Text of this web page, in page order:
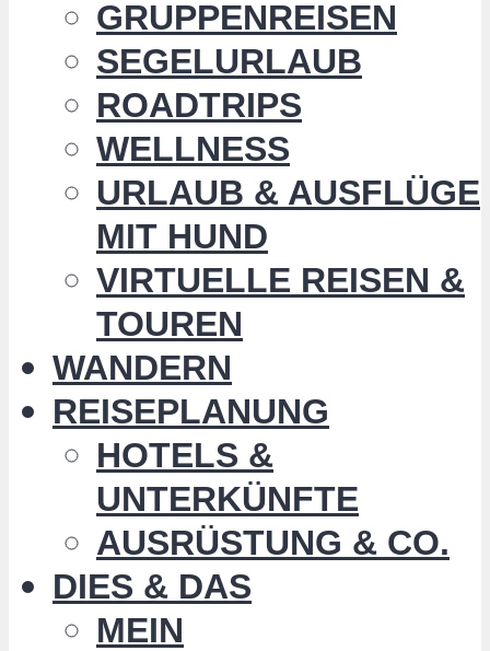
GRUPPENREISEN
SEGELURLAUB
ROADTRIPS
WELLNESS
URLAUB & AUSFLÜGE
MIT HUND
VIRTUELLE REISEN &
TOUREN
WANDERN
REISEPLANUNG
HOTELS &
UNTERKÜNFTE
AUSRÜSTUNG & CO.
DIES & DAS
MEIN